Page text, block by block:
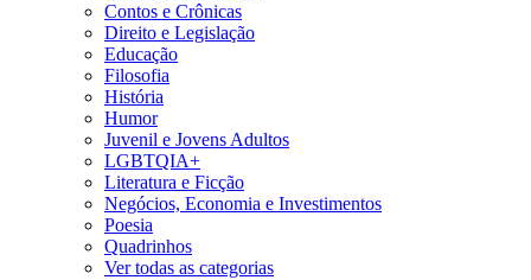
Contos e Crônicas
Direito e Legislação
Educação
Filosofia
História
Humor
Juvenil e Jovens Adultos
LGBTQIA+
Literatura e Ficção
Negócios, Economia e Investimentos
Poesia
Quadrinhos
Ver todas as categorias